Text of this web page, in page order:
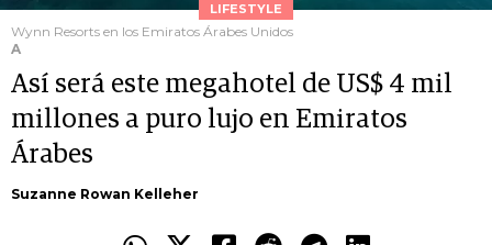
LIFESTYLE
Wynn Resorts en los Emiratos Árabes Unidos
A
Así será este megahotel de US$ 4 mil
millones a puro lujo en Emiratos
Árabes
Suzanne Rowan Kelleher